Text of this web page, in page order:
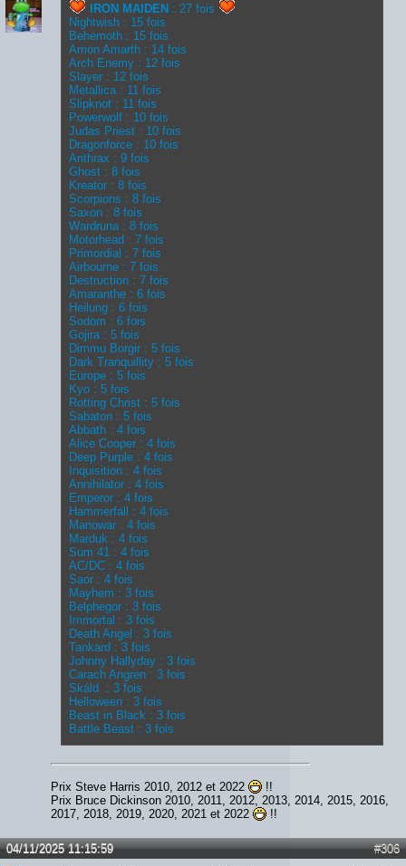
IRON MAIDEN : 27 fois
Nightwish : 15 fois
Behemoth : 15 fois
Amon Amarth : 14 fois
Arch Enemy : 12 fois
Slayer : 12 fois
Metallica : 11 fois
Slipknot : 11 fois
Powerwolf : 10 fois
Judas Priest : 10 fois
Dragonforce : 10 fois
Anthrax : 9 fois
Ghost : 8 fois
Kreator : 8 fois
Scorpions : 8 fois
Saxon : 8 fois
Wardruna : 8 fois
Motorhead : 7 fois
Primordial : 7 fois
Airbourne : 7 fois
Destruction : 7 fois
Amaranthe : 6 fois
Heilung : 6 fois
Sodom : 6 fois
Gojira : 5 fois
Dimmu Borgir : 5 fois
Dark Tranquillity : 5 fois
Europe : 5 fois
Kyo : 5 fois
Rotting Christ : 5 fois
Sabaton : 5 fois
Abbath : 4 fois
Alice Cooper : 4 fois
Deep Purple : 4 fois
Inquisition : 4 fois
Annihilator : 4 fois
Emperor : 4 fois
Hammerfall : 4 fois
Manowar : 4 fois
Marduk : 4 fois
Sum 41 : 4 fois
AC/DC : 4 fois
Saor : 4 fois
Mayhem : 3 fois
Belphegor : 3 fois
Immortal : 3 fois
Death Angel : 3 fois
Tankard : 3 fois
Johnny Hallyday : 3 fois
Carach Angren : 3 fois
Skáld : 3 fois
Helloween : 3 fois
Beast in Black : 3 fois
Battle Beast : 3 fois
Prix Steve Harris 2010, 2012 et 2022
!!
Prix Bruce Dickinson 2010, 2011, 2012, 2013, 2014, 2015, 2016,
2017, 2018, 2019, 2020, 2021 et 2022
!!
#306
04/11/2025 11:15:59